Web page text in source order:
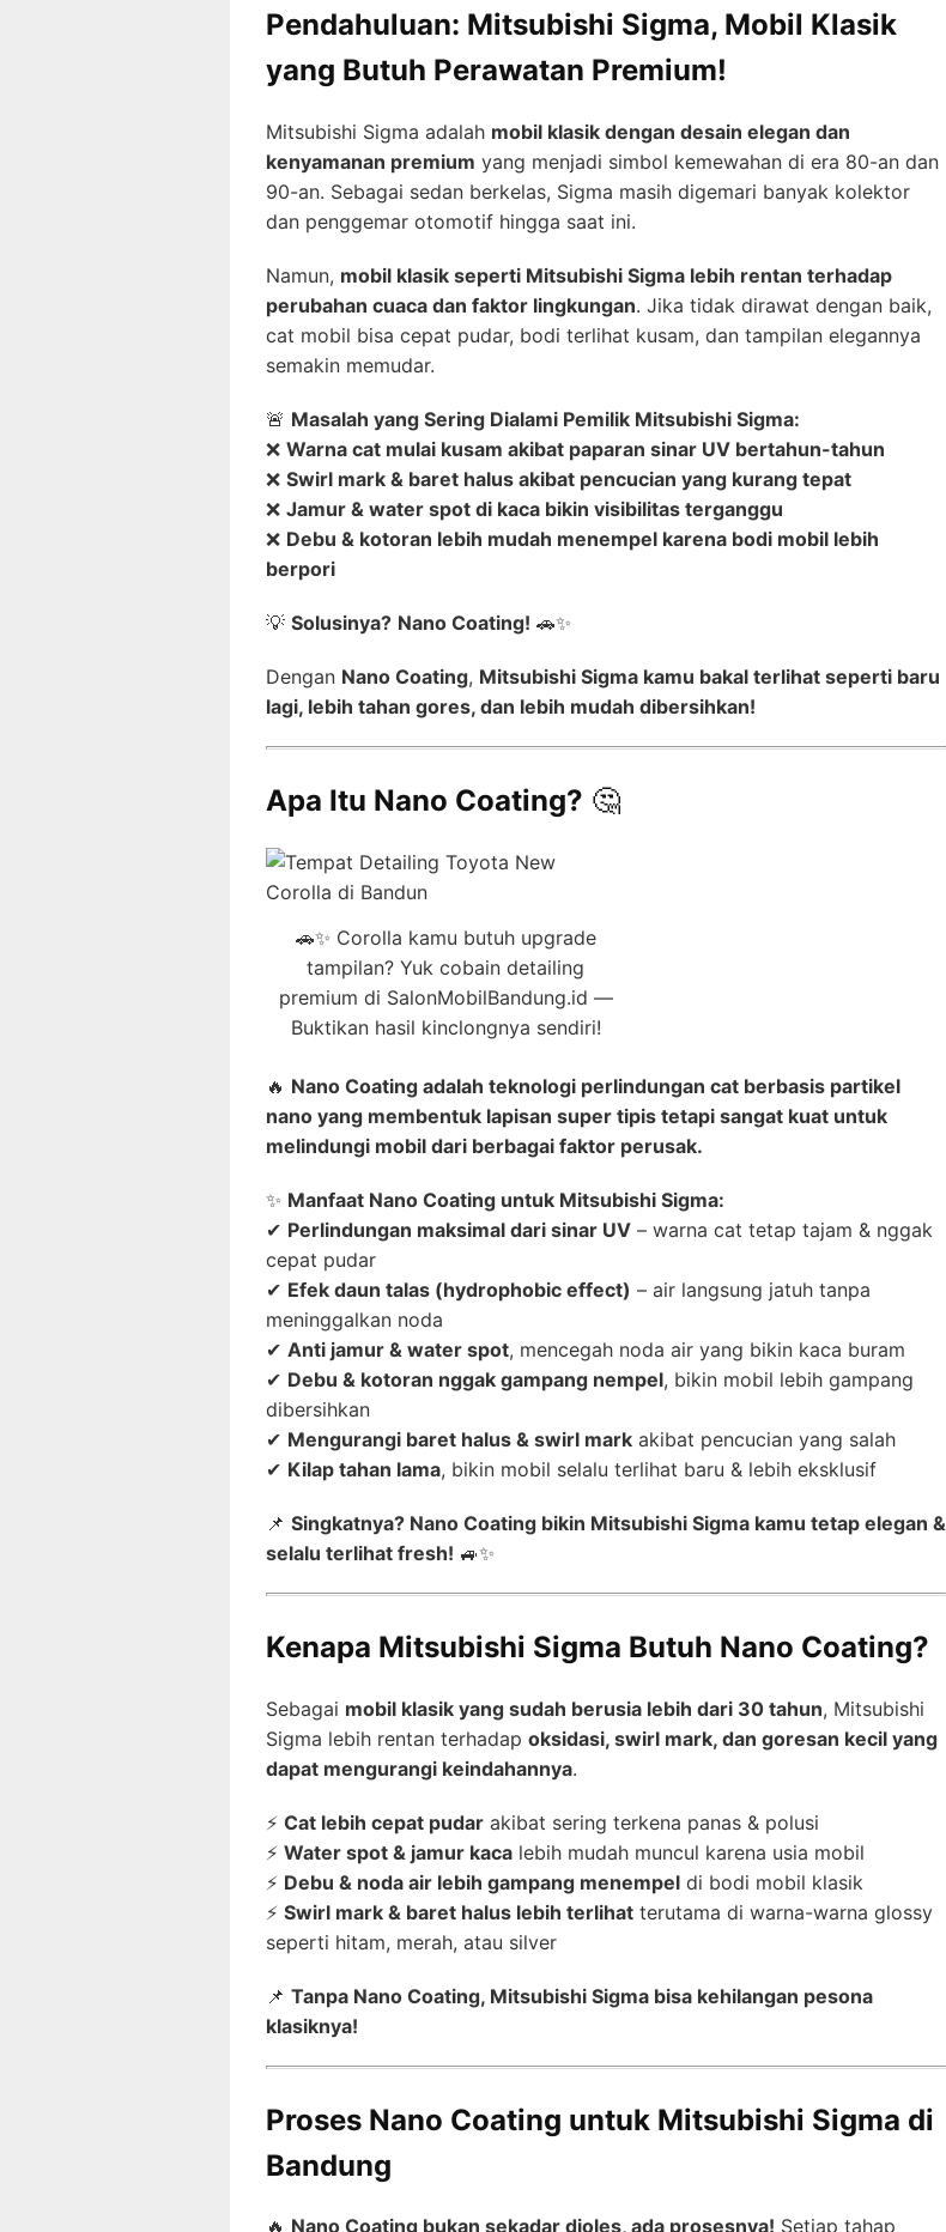
Pendahuluan: Mitsubishi Sigma, Mobil Klasik
yang Butuh Perawatan Premium!
Mitsubishi Sigma adalah mobil klasik dengan desain elegan dan
kenyamanan premium yang menjadi simbol kemewahan di era 80-an dan
90-an. Sebagai sedan berkelas, Sigma masih digemari banyak kolektor
dan penggemar otomotif hingga saat ini.
Namun, mobil klasik seperti Mitsubishi Sigma lebih rentan terhadap
perubahan cuaca dan faktor lingkungan. Jika tidak dirawat dengan baik,
cat mobil bisa cepat pudar, bodi terlihat kusam, dan tampilan elegannya
semakin memudar.
🚨 Masalah yang Sering Dialami Pemilik Mitsubishi Sigma:
❌ Warna cat mulai kusam akibat paparan sinar UV bertahun-tahun
❌ Swirl mark & baret halus akibat pencucian yang kurang tepat
❌ Jamur & water spot di kaca bikin visibilitas terganggu
❌ Debu & kotoran lebih mudah menempel karena bodi mobil lebih
berpori
💡 Solusinya? Nano Coating! 🚗✨
Dengan Nano Coating, Mitsubishi Sigma kamu bakal terlihat seperti baru
lagi, lebih tahan gores, dan lebih mudah dibersihkan!
Apa Itu Nano Coating? 🤔
🚗✨ Corolla kamu butuh upgrade
tampilan? Yuk cobain detailing
premium di SalonMobilBandung.id —
Buktikan hasil kinclongnya sendiri!
🔥 Nano Coating adalah teknologi perlindungan cat berbasis partikel
nano yang membentuk lapisan super tipis tetapi sangat kuat untuk
melindungi mobil dari berbagai faktor perusak.
✨ Manfaat Nano Coating untuk Mitsubishi Sigma:
✔ Perlindungan maksimal dari sinar UV – warna cat tetap tajam & nggak
cepat pudar
✔ Efek daun talas (hydrophobic effect) – air langsung jatuh tanpa
meninggalkan noda
✔ Anti jamur & water spot, mencegah noda air yang bikin kaca buram
✔ Debu & kotoran nggak gampang nempel, bikin mobil lebih gampang
dibersihkan
✔ Mengurangi baret halus & swirl mark akibat pencucian yang salah
✔ Kilap tahan lama, bikin mobil selalu terlihat baru & lebih eksklusif
📌 Singkatnya? Nano Coating bikin Mitsubishi Sigma kamu tetap elegan &
selalu terlihat fresh! 🚙✨
Kenapa Mitsubishi Sigma Butuh Nano Coating?
Sebagai mobil klasik yang sudah berusia lebih dari 30 tahun, Mitsubishi
Sigma lebih rentan terhadap oksidasi, swirl mark, dan goresan kecil yang
dapat mengurangi keindahannya.
⚡ Cat lebih cepat pudar akibat sering terkena panas & polusi
⚡ Water spot & jamur kaca lebih mudah muncul karena usia mobil
⚡ Debu & noda air lebih gampang menempel di bodi mobil klasik
⚡ Swirl mark & baret halus lebih terlihat terutama di warna-warna glossy
seperti hitam, merah, atau silver
📌 Tanpa Nano Coating, Mitsubishi Sigma bisa kehilangan pesona
klasiknya!
Proses Nano Coating untuk Mitsubishi Sigma di
Bandung
🔥 Nano Coating bukan sekadar dioles, ada prosesnya! Setiap tahap